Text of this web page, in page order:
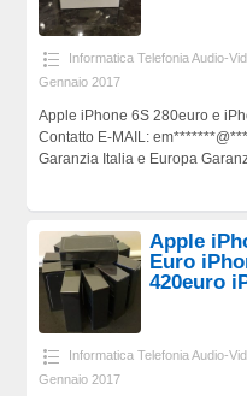
Informatica Telefonia Audio-
Gennaio 2017
Apple iPhone 6S 280euro e
Contatto E-MAIL:
Garanzia Italia e Europa
Apple
Euro
420euro
Informatica Telefonia Audio-
Gennaio 2017